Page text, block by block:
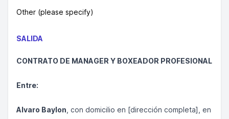
Other (please specify)
SALIDA
CONTRATO DE MANAGER Y BOXEADOR PROFESIONAL
Entre:
Alvaro Baylon , con domicilio en [dirección completa], en